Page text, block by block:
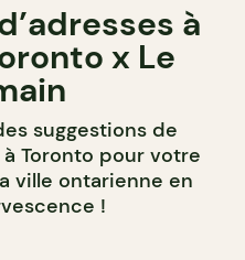
à
x Le
suggestions de
Toronto pour votre
ville ontarienne en
!